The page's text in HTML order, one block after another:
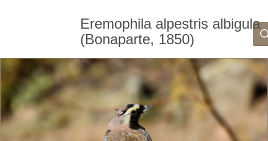
Eremophila alpestris albigula
(Bonaparte, 1850)